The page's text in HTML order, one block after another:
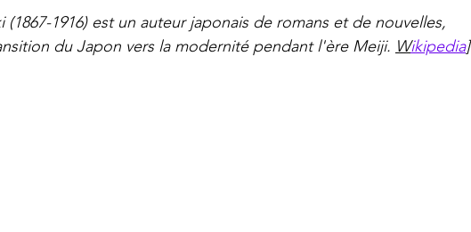
(1867-1916) est un auteur japonais de romans et de nouvelles,
du Japon vers la modernité pendant l'ère Meiji. Wikipedia]